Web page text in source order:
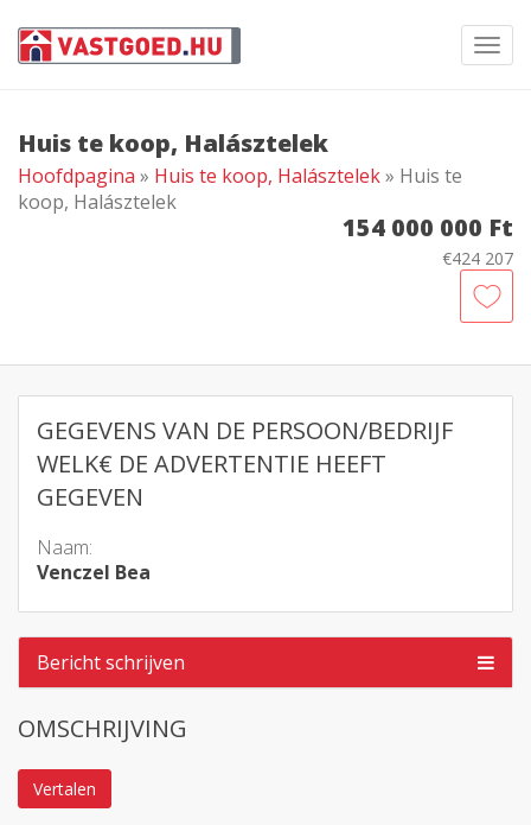
Huis te koop, Halásztelek
Hoofdpagina » Huis te koop, Halásztelek» Huis te
koop, Halásztelek
154 000 000 Ft
€424 207
GEGEVENS VAN DE PERSOON/BEDRIJF
WELK€ DE ADVERTENTIE HEEFT
GEGEVEN
Naam:
Venczel Bea
Bericht schrijven
OMSCHRIJVING
Vertalen